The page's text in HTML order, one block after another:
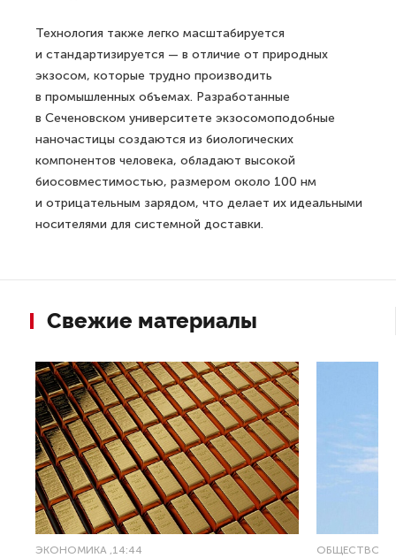
Технология также легко масштабируется
и стандартизируется — в отличие от природных
экзосом, которые трудно производить
в промышленных объемах. Разработанные
в Сеченовском университете экзосомоподобные
наночастицы создаются из биологических
компонентов человека, обладают высокой
биосовместимостью, размером около 100 нм
и отрицательным зарядом, что делает их идеальными
носителями для системной доставки.
Свежие материалы
ЭКОНОМИКА ,14:44 ОБЩЕСТВО